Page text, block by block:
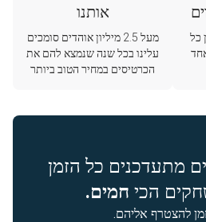
כל
אותנו
מעל 2.5 מיליון אוהדים סומכים
עלינו בכל שנה שנמצא להם את
הכרטיסים במחיר הטוב ביותר
מתעדכנים כל הזמן
הכי חמים.
להצטרף אליהם.